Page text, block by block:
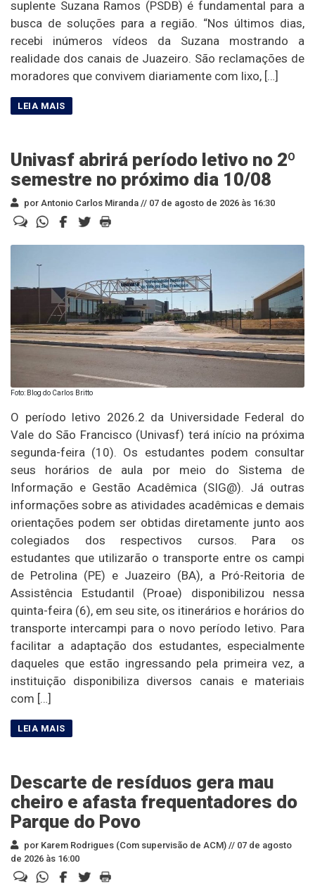
suplente Suzana Ramos (PSDB) é fundamental para a
busca de soluções para a região. “Nos últimos dias,
recebi inúmeros vídeos da Suzana mostrando a
realidade dos canais de Juazeiro. São reclamações de
moradores que convivem diariamente com lixo, […]
Univasf abrirá período letivo no 2º
semestre no próximo dia 10/08
por Antonio Carlos Miranda // 07 de agosto de 2026 às 16:30
Foto: Blog do Carlos Britto
O período letivo 2026.2 da Universidade Federal do
Vale do São Francisco (Univasf) terá início na próxima
segunda-feira (10). Os estudantes podem consultar
seus horários de aula por meio do Sistema de
Informação e Gestão Acadêmica (SIG@). Já outras
informações sobre as atividades acadêmicas e demais
orientações podem ser obtidas diretamente junto aos
colegiados dos respectivos cursos. Para os
estudantes que utilizarão o transporte entre os campi
de Petrolina (PE) e Juazeiro (BA), a Pró-Reitoria de
Assistência Estudantil (Proae) disponibilizou nessa
quinta-feira (6), em seu site, os itinerários e horários do
transporte intercampi para o novo período letivo. Para
facilitar a adaptação dos estudantes, especialmente
daqueles que estão ingressando pela primeira vez, a
instituição disponibiliza diversos canais e materiais
com […]
Descarte de resíduos gera mau
cheiro e afasta frequentadores do
Parque do Povo
por Karem Rodrigues (Com supervisão de ACM) // 07 de agosto
de 2026 às 16:00